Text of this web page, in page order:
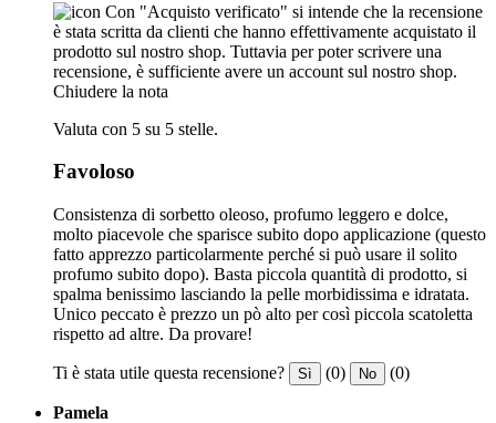
Con "Acquisto verificato" si intende che la recensione
è stata scritta da clienti che hanno effettivamente acquistato il
prodotto sul nostro shop. Tuttavia per poter scrivere una
recensione, è sufficiente avere un account sul nostro shop.
Chiudere la nota
Valuta con 5 su 5 stelle.
Favoloso
Consistenza di sorbetto oleoso, profumo leggero e dolce,
molto piacevole che sparisce subito dopo applicazione (questo
fatto apprezzo particolarmente perché si può usare il solito
profumo subito dopo). Basta piccola quantità di prodotto, si
spalma benissimo lasciando la pelle morbidissima e idratata.
Unico peccato è prezzo un pò alto per così piccola scatoletta
rispetto ad altre. Da provare!
Ti è stata utile questa recensione? Sì (0) No (0)
Pamela